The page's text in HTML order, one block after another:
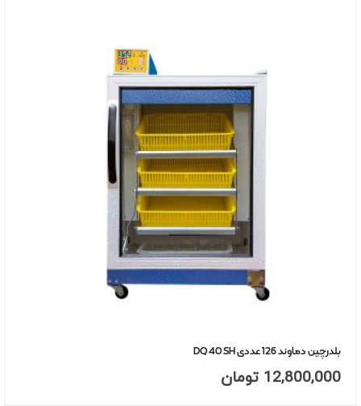
بلدرچین دماوند 126 عددی DQ 40 SH
12,800,000 تومان